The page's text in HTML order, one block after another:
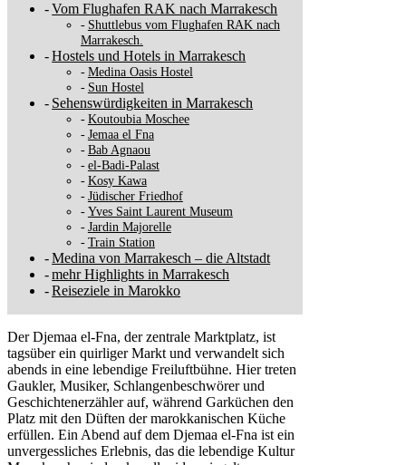
Vom Flughafen RAK nach Marrakesch
Shuttlebus vom Flughafen RAK nach
Marrakesch.
Hostels und Hotels in Marrakesch
Medina Oasis Hostel
Sun Hostel
Sehenswürdigkeiten in Marrakesch
Koutoubia Moschee
Jemaa el Fna
Bab Agnaou
el-Badi-Palast
Kosy Kawa
Jüdischer Friedhof
Yves Saint Laurent Museum
Jardin Majorelle
Train Station
Medina von Marrakesch – die Altstadt
mehr Highlights in Marrakesch
Reiseziele in Marokko
Der Djemaa el-Fna, der zentrale Marktplatz, ist
tagsüber ein quirliger Markt und verwandelt sich
abends in eine lebendige Freiluftbühne. Hier treten
Gaukler, Musiker, Schlangenbeschwörer und
Geschichtenerzähler auf, während Garküchen den
Platz mit den Düften der marokkanischen Küche
erfüllen. Ein Abend auf dem Djemaa el-Fna ist ein
unvergessliches Erlebnis, das die lebendige Kultur